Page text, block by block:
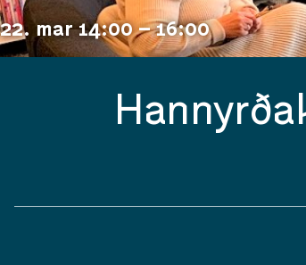
22. mar 14:00 – 16:00